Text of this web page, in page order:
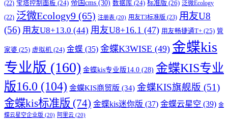
(22) 宝塔控制面板 (24) 帝国cms (30) 数据库 (24) 标准版 (26) 泛微Ecology
(22) 泛微Ecology9 (65) 注册表 (20) 用友T3标准版 (23) 用友U8
(56) 用友U8+13.0 (44) 用友U8+16.1 (47) 用友畅捷通T+ (25) 管
家婆 (25) 虚拟机 (24) 金蝶 (35) 金蝶K3WISE (49) 金蝶kis
专业版 (160) 金蝶kis专业版14.0 (28) 金蝶KIS专业
版16.0 (104) 金蝶KIS商贸版 (34) 金蝶KIS旗舰版 (51)
金蝶kis标准版 (74) 金蝶kis迷你版 (37) 金蝶云星空 (39) 金
蝶云星空企业版 (20) 阿里云 (20)